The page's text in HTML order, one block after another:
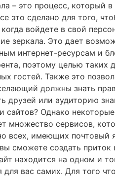
– это процесс, который
это сделано для того,
войдете в свой
зеркала. Это дает
интернет-ресурсам и
поэтому целью таких
гостей. Также это
должны знать
друзей или аудиторию
сайтов? Однако
множество сервисов,
всех, имеющих почтовый
сможете создать приток
находится на одном и
вас самих. Для того